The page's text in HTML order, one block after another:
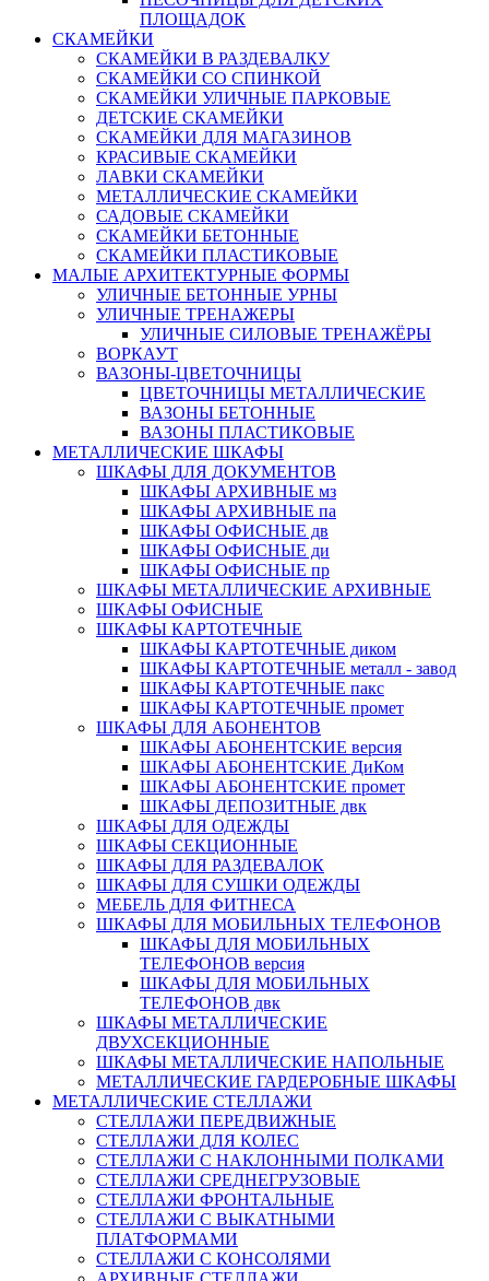
ПЛОЩАДОК
СКАМЕЙКИ
СКАМЕЙКИ В РАЗДЕВАЛКУ
СКАМЕЙКИ СО СПИНКОЙ
СКАМЕЙКИ УЛИЧНЫЕ ПАРКОВЫЕ
ДЕТСКИЕ СКАМЕЙКИ
СКАМЕЙКИ ДЛЯ МАГАЗИНОВ
КРАСИВЫЕ СКАМЕЙКИ
ЛАВКИ СКАМЕЙКИ
МЕТАЛЛИЧЕСКИЕ СКАМЕЙКИ
САДОВЫЕ СКАМЕЙКИ
СКАМЕЙКИ БЕТОННЫЕ
СКАМЕЙКИ ПЛАСТИКОВЫЕ
МАЛЫЕ АРХИТЕКТУРНЫЕ ФОРМЫ
УЛИЧНЫЕ БЕТОННЫЕ УРНЫ
УЛИЧНЫЕ ТРЕНАЖЕРЫ
УЛИЧНЫЕ СИЛОВЫЕ ТРЕНАЖЁРЫ
ВОРКАУТ
ВАЗОНЫ-ЦВЕТОЧНИЦЫ
ЦВЕТОЧНИЦЫ МЕТАЛЛИЧЕСКИЕ
ВАЗОНЫ БЕТОННЫЕ
ВАЗОНЫ ПЛАСТИКОВЫЕ
МЕТАЛЛИЧЕСКИЕ ШКАФЫ
ШКАФЫ ДЛЯ ДОКУМЕНТОВ
ШКАФЫ АРХИВНЫЕ мз
ШКАФЫ АРХИВНЫЕ па
ШКАФЫ ОФИСНЫЕ дв
ШКАФЫ ОФИСНЫЕ ди
ШКАФЫ ОФИСНЫЕ пр
ШКАФЫ МЕТАЛЛИЧЕСКИЕ АРХИВНЫЕ
ШКАФЫ ОФИСНЫЕ
ШКАФЫ КАРТОТЕЧНЫЕ
ШКАФЫ КАРТОТЕЧНЫЕ диком
ШКАФЫ КАРТОТЕЧНЫЕ металл - завод
ШКАФЫ КАРТОТЕЧНЫЕ пакс
ШКАФЫ КАРТОТЕЧНЫЕ промет
ШКАФЫ ДЛЯ АБОНЕНТОВ
ШКАФЫ АБОНЕНТСКИЕ версия
ШКАФЫ АБОНЕНТСКИЕ ДиКом
ШКАФЫ АБОНЕНТСКИЕ промет
ШКАФЫ ДЕПОЗИТНЫЕ двк
ШКАФЫ ДЛЯ ОДЕЖДЫ
ШКАФЫ СЕКЦИОННЫЕ
ШКАФЫ ДЛЯ РАЗДЕВАЛОК
ШКАФЫ ДЛЯ СУШКИ ОДЕЖДЫ
МЕБЕЛЬ ДЛЯ ФИТНЕСА
ШКАФЫ ДЛЯ МОБИЛЬНЫХ ТЕЛЕФОНОВ
ШКАФЫ ДЛЯ МОБИЛЬНЫХ
ТЕЛЕФОНОВ версия
ШКАФЫ ДЛЯ МОБИЛЬНЫХ
ТЕЛЕФОНОВ двк
ШКАФЫ МЕТАЛЛИЧЕСКИЕ
ДВУХСЕКЦИОННЫЕ
ШКАФЫ МЕТАЛЛИЧЕСКИЕ НАПОЛЬНЫЕ
МЕТАЛЛИЧЕСКИЕ ГАРДЕРОБНЫЕ ШКАФЫ
МЕТАЛЛИЧЕСКИЕ СТЕЛЛАЖИ
СТЕЛЛАЖИ ПЕРЕДВИЖНЫЕ
СТЕЛЛАЖИ ДЛЯ КОЛЕС
СТЕЛЛАЖИ С НАКЛОННЫМИ ПОЛКАМИ
СТЕЛЛАЖИ СРЕДНЕГРУЗОВЫЕ
СТЕЛЛАЖИ ФРОНТАЛЬНЫЕ
СТЕЛЛАЖИ С ВЫКАТНЫМИ
ПЛАТФОРМАМИ
СТЕЛЛАЖИ С КОНСОЛЯМИ